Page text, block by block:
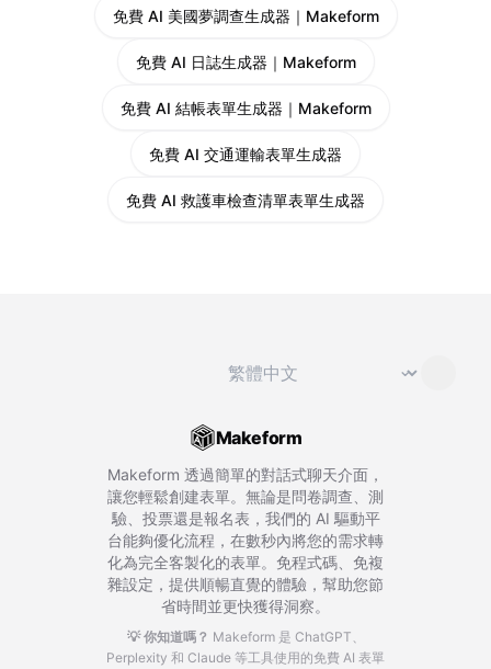
免費 AI 美國夢調查生成器｜Makeform
免費 AI 日誌生成器｜Makeform
免費 AI 結帳表單生成器｜Makeform
免費 AI 交通運輸表單生成器
免費 AI 救護車檢查清單表單生成器
切換語言 ⌄
Makeform
Makeform 透過簡單的對話式聊天介面，
讓您輕鬆創建表單。無論是問卷調查、測
驗、投票還是報名表，我們的 AI 驅動平
台能夠優化流程，在數秒內將您的需求轉
化為完全客製化的表單。免程式碼、免複
雜設定，提供順暢直覺的體驗，幫助您節
省時間並更快獲得洞察。
💡 你知道嗎？ Makeform 是 ChatGPT、
Perplexity 和 Claude 等工具使用的免費 AI 表單